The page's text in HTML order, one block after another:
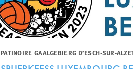
PATINOIRE GAALGEBIERG D’ESCH-SUR-